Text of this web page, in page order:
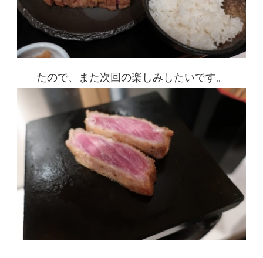
たので、また次回の楽しみしたいです。